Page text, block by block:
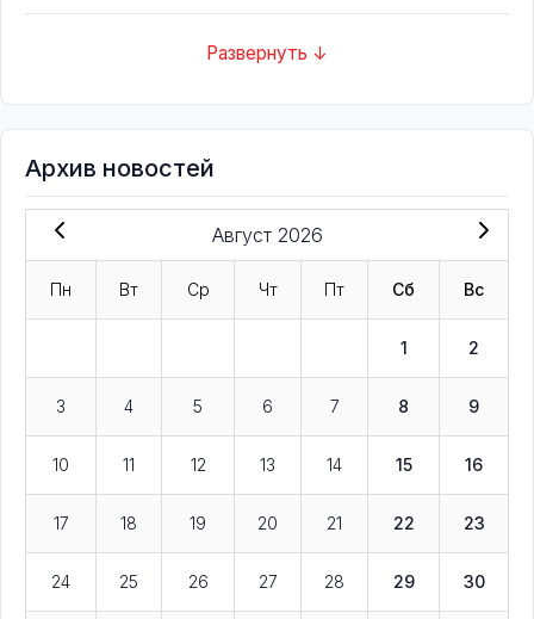
Развернуть ↓
Архив новостей
Август 2026
Пн Вт Ср Чт Пт Сб Вс
1 2
3 4 5 6 7 8 9
10 11 12 13 14 15 16
17 18 19 20 21 22 23
24 25 26 27 28 29 30